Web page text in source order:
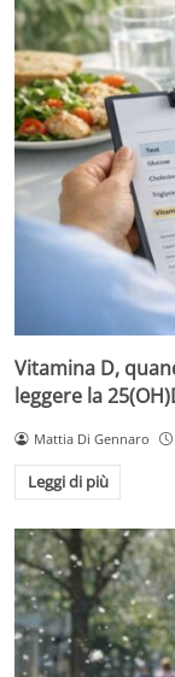
Vitamina D,
leggere la
Mattia Di Gennaro
Leggi di più